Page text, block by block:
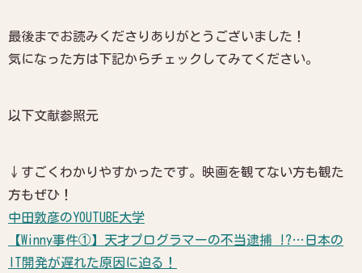
最後までお読みくださりありがとうございました！
気になった方は下記からチェックしてみてください。
以下文献参照元
↓すごくわかりやすかったです。映画を観てない方も観た
方もぜひ！
中田敦彦のYOUTUBE大学
【Winny事件①】天才プログラマーの不当逮捕 !?…日本の
IT開発が遅れた原因に迫る！